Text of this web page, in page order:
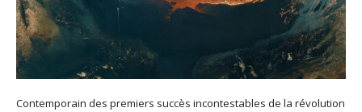
Contemporain des premiers succès incontestables de la révolution